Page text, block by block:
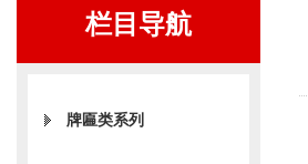
栏目导航
牌匾类系列